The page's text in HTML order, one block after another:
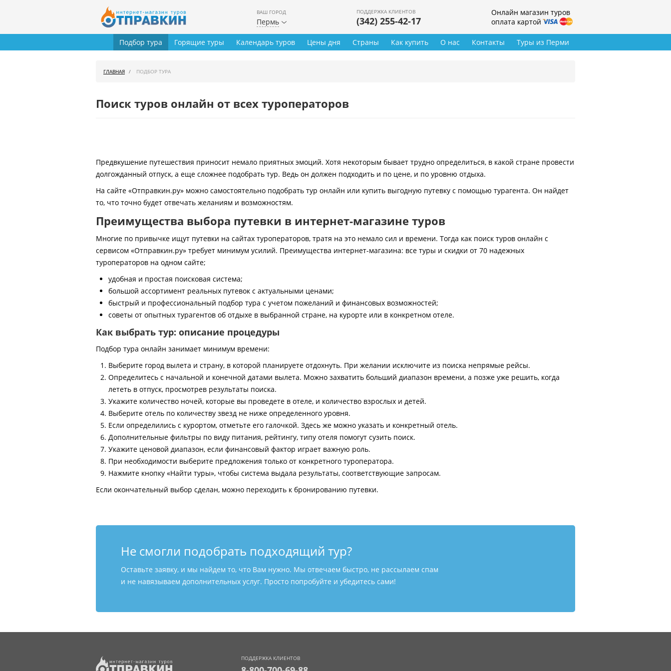
ВАШ ГОРОД
Пермь
ПОДДЕРЖКА КЛИЕНТОВ
(342) 255-42-17
Онлайн магазин туров
оплата картой
Туры из Перми
Подбор тура Горящие туры Календарь туров Цены дня Страны Как купить О нас Контакты
ГЛАВНАЯ ПОДБОР ТУРА
Поиск туров онлайн от всех туроператоров
Предвкушение путешествия приносит немало приятных эмоций. Хотя некоторым бывает трудно определиться, в какой стране провести
долгожданный отпуск, а еще сложнее подобрать тур. Ведь он должен подходить и по цене, и по уровню отдыха.
На сайте «Отправкин.ру» можно самостоятельно подобрать тур онлайн или купить выгодную путевку с помощью турагента. Он найдет
то, что точно будет отвечать желаниям и возможностям.
Преимущества выбора путевки в интернет-магазине туров
Многие по привычке ищут путевки на сайтах туроператоров, тратя на это немало сил и времени. Тогда как поиск туров онлайн с
сервисом «Отправкин.ру» требует минимум усилий. Преимущества интернет-магазина: все туры и скидки от 70 надежных
туроператоров на одном сайте;
удобная и простая поисковая система;
большой ассортимент реальных путевок с актуальными ценами;
быстрый и профессиональный подбор тура с учетом пожеланий и финансовых возможностей;
советы от опытных турагентов об отдыхе в выбранной стране, на курорте или в конкретном отеле.
Как выбрать тур: описание процедуры
Подбор тура онлайн занимает минимум времени:
Выберите город вылета и страну, в которой планируете отдохнуть. При желании исключите из поиска непрямые рейсы.
Определитесь с начальной и конечной датами вылета. Можно захватить больший диапазон времени, а позже уже решить, когда
лететь в отпуск, просмотрев результаты поиска.
Укажите количество ночей, которые вы проведете в отеле, и количество взрослых и детей.
Выберите отель по количеству звезд не ниже определенного уровня.
Если определились с курортом, отметьте его галочкой. Здесь же можно указать и конкретный отель.
Дополнительные фильтры по виду питания, рейтингу, типу отеля помогут сузить поиск.
Укажите ценовой диапазон, если финансовый фактор играет важную роль.
При необходимости выберите предложения только от конкретного туроператора.
Нажмите кнопку «Найти туры», чтобы система выдала результаты, соответствующие запросам.
Если окончательный выбор сделан, можно переходить к бронированию путевки.
Не смогли подобрать подходящий тур?
Оставьте заявку, и мы найдем то, что Вам нужно. Мы отвечаем быстро, не рассылаем спам
и не навязываем дополнительных услуг. Просто попробуйте и убедитесь сами!
ПОДДЕРЖКА КЛИЕНТОВ